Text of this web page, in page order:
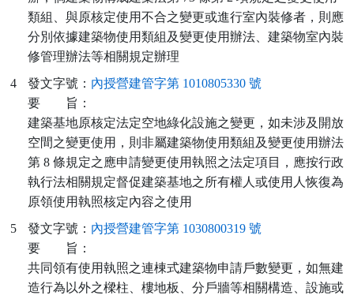
類組、與原核定使用不合之變更或進行室內裝修者，則應
分別依據建築物使用類組及變更使用辦法、建築物室內裝
修管理辦法等相關規定辦理
4
發文字號： 內授營建管字第 1010805330 號
要
旨：
建築基地原核定法定空地綠化設施之變更，如未涉及開放
空間之變更使用，則非屬建築物使用類組及變更使用辦法
第 8 條規定之應申請變更使用執照之法定項目，應按行政
執行法相關規定督促建築基地之所有權人或使用人恢復為
原領使用執照核定內容之使用
5
發文字號： 內授營建管字第 1030800319 號
要
旨：
共同領有使用執照之連棟式建築物申請戶數變更，如無建
造行為以外之樑柱、樓地板、分戶牆等相關構造、設施或